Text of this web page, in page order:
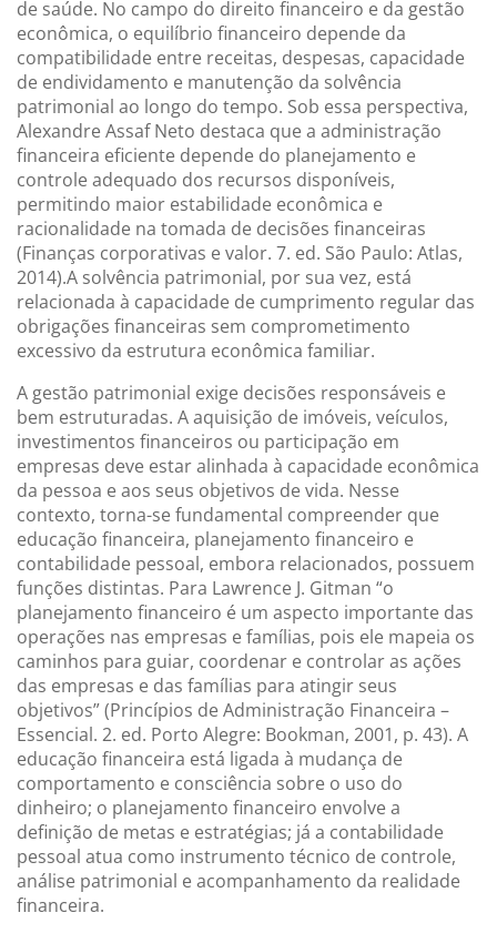
de saúde. No campo do direito financeiro e da gestão
econômica, o equilíbrio financeiro depende da
compatibilidade entre receitas, despesas, capacidade
de endividamento e manutenção da solvência
patrimonial ao longo do tempo. Sob essa perspectiva,
Alexandre Assaf Neto destaca que a administração
financeira eficiente depende do planejamento e
controle adequado dos recursos disponíveis,
permitindo maior estabilidade econômica e
racionalidade na tomada de decisões financeiras
(Finanças corporativas e valor. 7. ed. São Paulo: Atlas,
2014).A solvência patrimonial, por sua vez, está
relacionada à capacidade de cumprimento regular das
obrigações financeiras sem comprometimento
excessivo da estrutura econômica familiar.
A gestão patrimonial exige decisões responsáveis e
bem estruturadas. A aquisição de imóveis, veículos,
investimentos financeiros ou participação em
empresas deve estar alinhada à capacidade econômica
da pessoa e aos seus objetivos de vida. Nesse
contexto, torna-se fundamental compreender que
educação financeira, planejamento financeiro e
contabilidade pessoal, embora relacionados, possuem
funções distintas. Para Lawrence J. Gitman “o
planejamento financeiro é um aspecto importante das
operações nas empresas e famílias, pois ele mapeia os
caminhos para guiar, coordenar e controlar as ações
das empresas e das famílias para atingir seus
objetivos” (Princípios de Administração Financeira –
Essencial. 2. ed. Porto Alegre: Bookman, 2001, p. 43). A
educação financeira está ligada à mudança de
comportamento e consciência sobre o uso do
dinheiro; o planejamento financeiro envolve a
definição de metas e estratégias; já a contabilidade
pessoal atua como instrumento técnico de controle,
análise patrimonial e acompanhamento da realidade
financeira.